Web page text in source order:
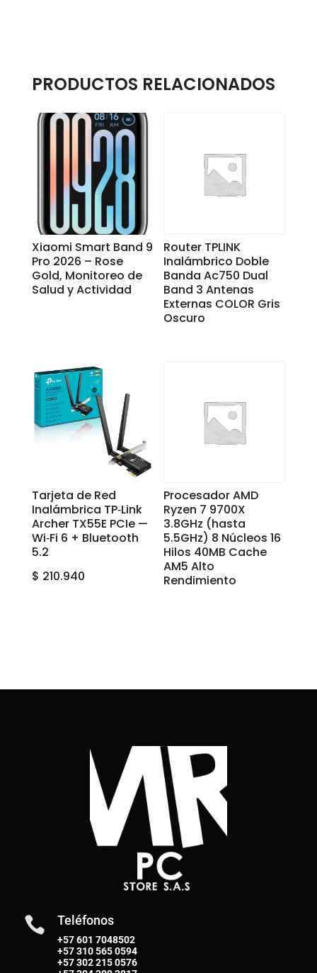
PRODUCTOS RELACIONADOS
Xiaomi Smart Band 9
Pro 2026 – Rose
Gold, Monitoreo de
Salud y Actividad
Router TPLINK
Inalámbrico Doble
Banda Ac750 Dual
Band 3 Antenas
Externas COLOR Gris
Oscuro
Tarjeta de Red
Inalámbrica TP‑Link
Archer TX55E PCIe —
Wi‑Fi 6 + Bluetooth
5.2
$ 210.940
Procesador AMD
Ryzen 7 9700X
3.8GHz (hasta
5.5GHz) 8 Núcleos 16
Hilos 40MB Cache
AM5 Alto
Rendimiento
 Teléfonos
+57 601 7048502
+57310 565 0594
+57302 215 0576